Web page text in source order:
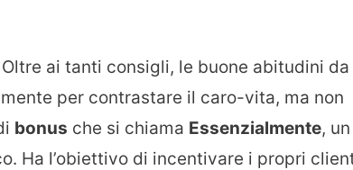
ai tanti consigli, le buone abitudini da
per contrastare il caro-vita, ma non
bonus che si chiama Essenzialmente, un
Ha l’obiettivo di incentivare i propri